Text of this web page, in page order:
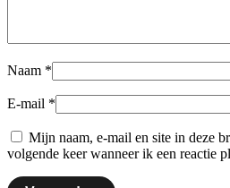
Naam *
E-mail *
Mijn naam, e-mail en site in deze
volgende keer wanneer ik een reactie